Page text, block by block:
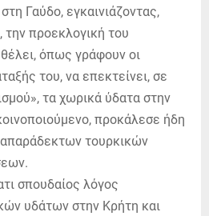
Γαύδο, εγκαινιάζοντας,
την προεκλογική του
όπως γράφουν οι
του, να επεκτείνει, σε
τα χωρικά ύδατα στην
προκάλεσε ήδη
τουρκικών
σπουδαίος λόγος
υδάτων στην Κρήτη και